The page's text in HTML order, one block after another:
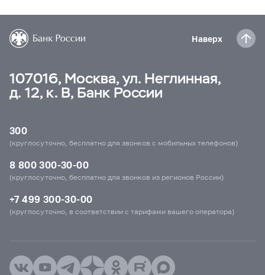
Наверх
107016, Москва, ул. Неглинная,
д. 12, к. В, Банк России
300
(круглосуточно, бесплатно для звонков с мобильных телефонов)
8 800 300-30-00
(круглосуточно, бесплатно для звонков из регионов России)
+7 499 300-30-00
(круглосуточно, в соответствии с тарифами вашего оператора)